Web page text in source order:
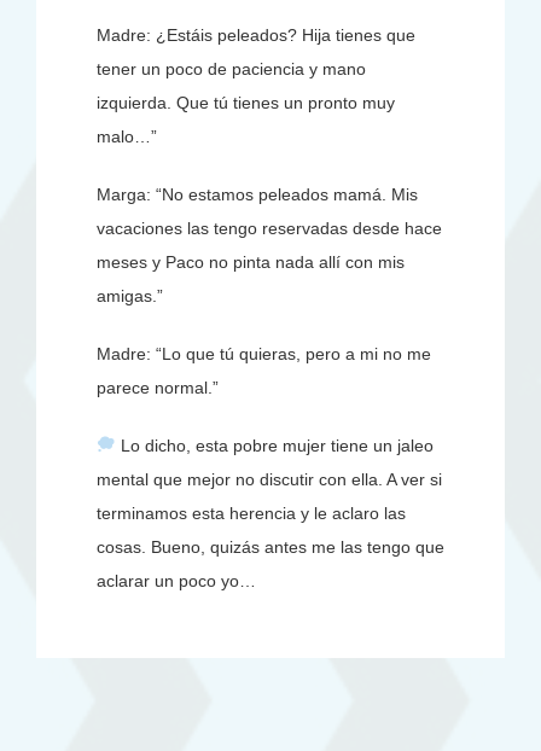
Madre: ¿Estáis peleados? Hija tienes que
tener un poco de paciencia y mano
izquierda. Que tú tienes un pronto muy
malo…”
Marga: “No estamos peleados mamá. Mis
vacaciones las tengo reservadas desde hace
meses y Paco no pinta nada allí con mis
amigas.”
Madre: “Lo que tú quieras, pero a mi no me
parece normal.”
Lo dicho, esta pobre mujer tiene un jaleo
mental que mejor no discutir con ella. A ver si
terminamos esta herencia y le aclaro las
cosas. Bueno, quizás antes me las tengo que
aclarar un poco yo…